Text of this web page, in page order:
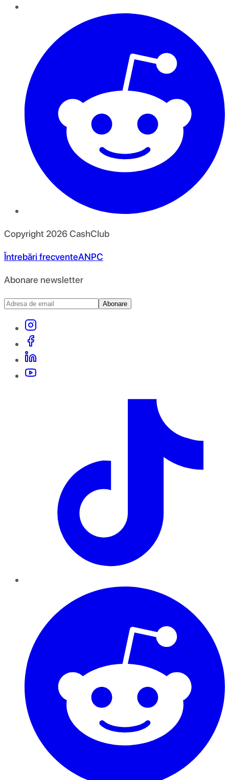
Copyright 2026CashClub
Întrebări frecventeANPC
Abonare newsletter
Abonare